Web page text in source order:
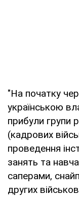
"На початку
українською
прибули групи
(кадрових
проведення
занять та
саперами,
других